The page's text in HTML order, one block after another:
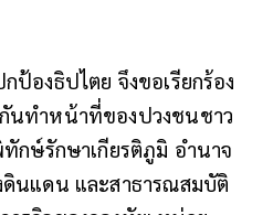
องธิปไตย จึงขอเรียกร้อง
นทำหน้าที่ของปวงชนชาว
กษ์รักษาเกียรติภูมิ อำนาจ
นแดน และสาธารณสมบัติ